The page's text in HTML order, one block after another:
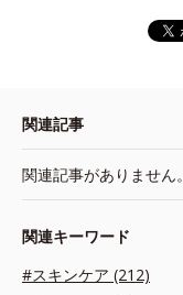
関連記事
関連記事がありません。
関連キーワード
#スキンケア (212)